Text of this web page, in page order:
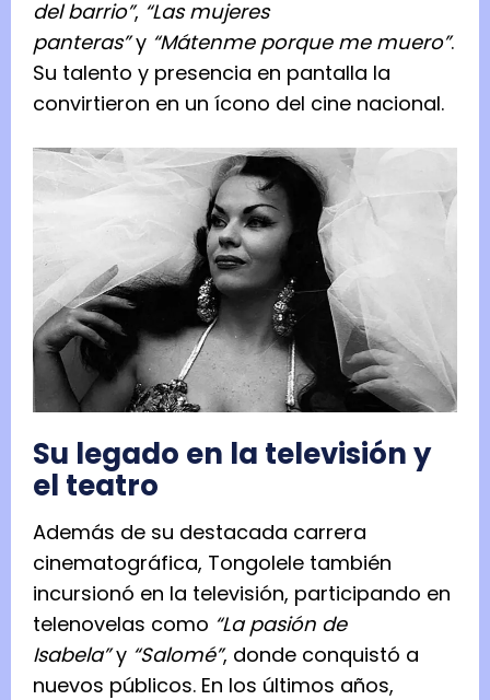
del barrio”, “Las mujeres
panteras”y “Mátenme porque me muero”.
Su talento y presencia en pantalla la
convirtieron en un ícono del cine nacional.
Su legado en la televisión y
el teatro
Además de su destacada carrera
cinematográfica, Tongolele también
incursionó en la televisión, participando en
telenovelas como “La pasión de
Isabela”y “Salomé”, donde conquistó a
nuevos públicos. En los últimos años,